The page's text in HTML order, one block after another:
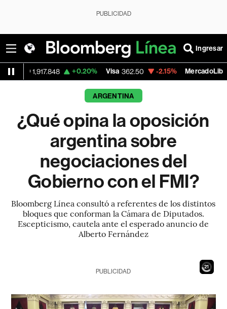
PUBLICIDAD
Ingresar
+0.20% Visa 362.50 -2.15% MercadoLibre 1,821.795 -
ARGENTINA
¿Qué opina la oposición
argentina sobre
negociaciones del
Gobierno con el FMI?
Bloomberg Línea consultó a referentes de los distintos
bloques que conforman la Cámara de Diputados.
Escepticismo, cautela ante el esperado anuncio de
Alberto Fernández
19
PUBLICIDAD